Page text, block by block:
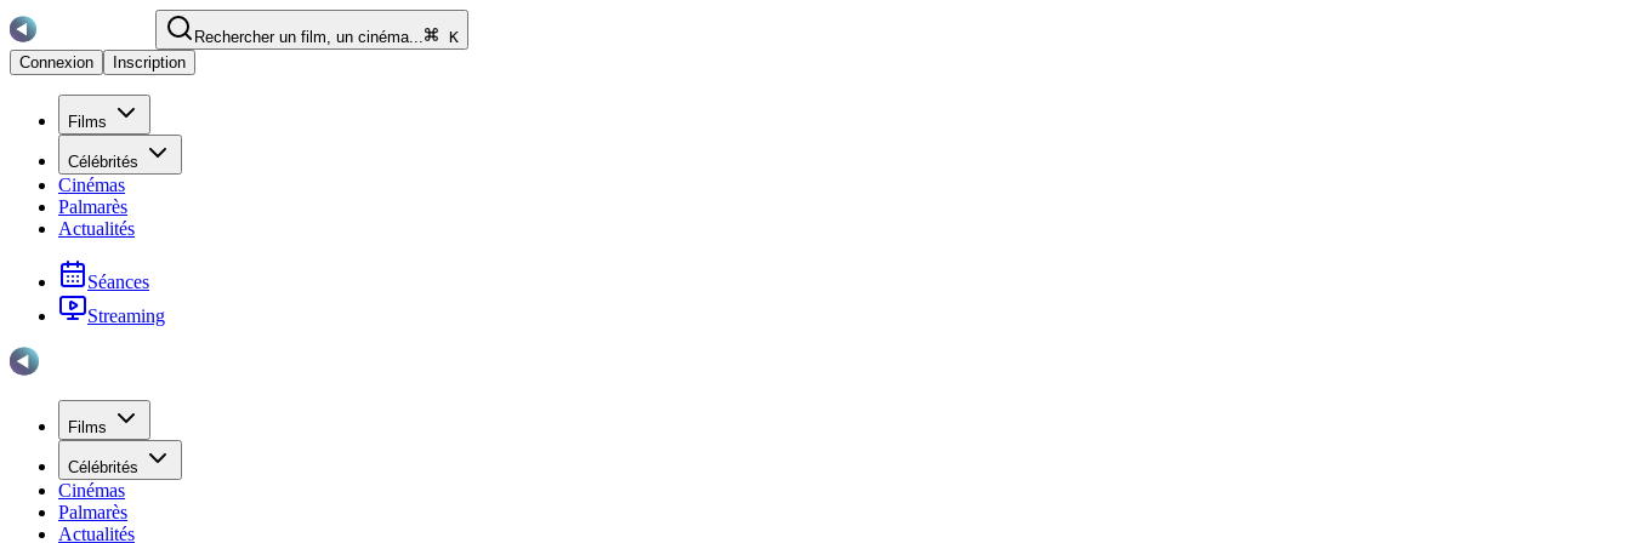
Rechercher un film, un cinéma...
K
Connexion
Inscription
Films
Célébrités
Cinémas
Palmarès
Actualités
Séances
Streaming
Films
Célébrités
Cinémas
Palmarès
Actualités